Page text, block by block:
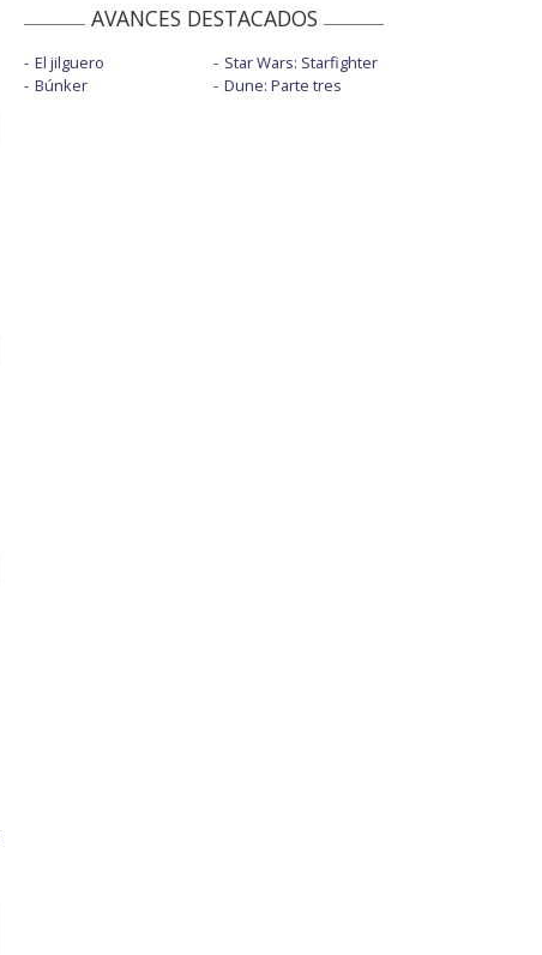
AVANCES DESTACADOS
El jilguero
Búnker
Star Wars: Starfighter
Dune: Parte tres